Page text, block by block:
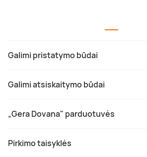
Galimi pristatymo būdai
Galimi atsiskaitymo būdai
„Gera Dovana" parduotuvės
Pirkimo taisyklės